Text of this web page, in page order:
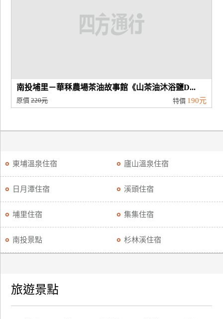
南投埔里－華秝農場茶油故事館《山茶油沐浴鹽D...
原價220元 特價 190元
東埔溫泉住宿 廬山溫泉住宿
日月潭住宿 溪頭住宿
埔里住宿 集集住宿
南投景點 杉林溪住宿
旅遊景點